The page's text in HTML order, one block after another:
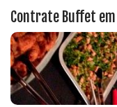
Contrate Buffet